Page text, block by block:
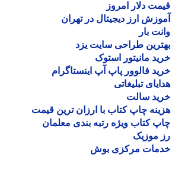
دلار امروز
ارز دیجیتال در تهران
بار
طراحی سایت یزد
مانیتور استوک
فالوور پاپ آپ اینستاگرام
تبلیغاتی
سالت
چاپ کتاب با ارزان ترین قیمت
کتاب ویژه رتبه بندی معلمان
موزیک
مرکزی بوش